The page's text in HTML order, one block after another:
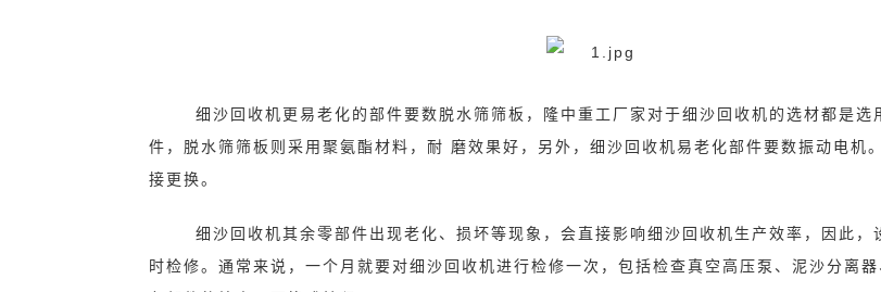
细沙回收机更易老化的部件要数脱水筛筛板，隆中重工厂家对于细沙回收机的选材都是选
件，脱水筛筛板则采用聚氨酯材料，耐 磨效果好，另外，细沙回收机易老化部件要数振动电机
接更换。
细沙回收机其余零部件出现老化、损坏等现象，会直接影响细沙回收机生产效率，因此，
时检修。通常来说，一个月就要对细沙回收机进行检修一次，包括检查真空高压泵、泥沙分离器